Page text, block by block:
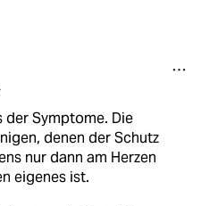
der Symptome. Die
denen der Schutz
nur dann am Herzen
eigenes ist.